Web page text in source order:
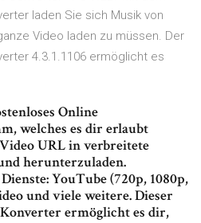
laden Sie sich Musik von
Video laden zu müssen. Der
4.3.1.1106 ermöglicht es
Online
welches es dir erlaubt
URL in verbreitete
herunterzuladen.
YouTube (720p, 1080p,
und viele weitere. Dieser
ermöglicht es dir,